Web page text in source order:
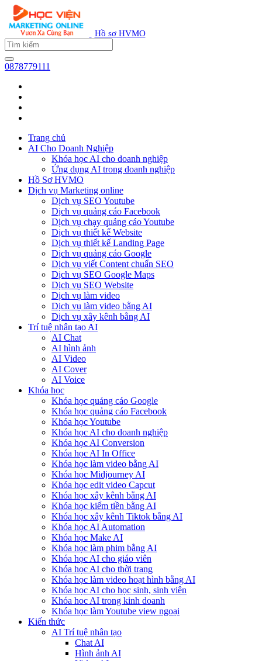
Hồ sơ HVMO
0878779111
Trang chủ
AI Cho Doanh Nghiệp
Khóa học AI cho doanh nghiệp
Ứng dụng AI trong doanh nghiệp
Hồ Sơ HVMO
Dịch vụ Marketing online
Dịch vụ SEO Youtube
Dịch vụ quảng cáo Facebook
Dịch vụ chạy quảng cáo Youtube
Dịch vụ thiết kế Website
Dịch vụ thiết kế Landing Page
Dịch vụ quảng cáo Google
Dịch vụ viết Content chuẩn SEO
Dịch vụ SEO Google Maps
Dịch vụ SEO Website
Dịch vụ làm video
Dịch vụ làm video bằng AI
Dịch vụ xây kênh bằng AI
Trí tuệ nhân tạo AI
AI Chat
AI hình ảnh
AI Video
AI Cover
AI Voice
Khóa học
Khóa học quảng cáo Google
Khóa học quảng cáo Facebook
Khóa học Youtube
Khóa học AI cho doanh nghiệp
Khóa học AI Conversion
Khóa học AI In Office
Khóa học làm video bằng AI
Khóa học Midjourney AI
Khóa học edit video Capcut
Khóa học xây kênh bằng AI
Khóa học kiếm tiền bằng AI
Khóa học xây kênh Tiktok bằng AI
Khóa học AI Automation
Khóa học Make AI
Khóa học làm phim bằng AI
Khóa học AI cho giáo viên
Khóa học AI cho thời trang
Khóa học làm video hoạt hình bằng AI
Khóa học AI cho học sinh, sinh viên
Khóa hoc AI trong kinh doanh
Khóa học làm Youtube view ngoại
Kiến thức
AI Trí tuệ nhân tạo
Chat AI
Hình ảnh AI